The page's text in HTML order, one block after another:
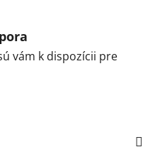
vám k dispozícii pre